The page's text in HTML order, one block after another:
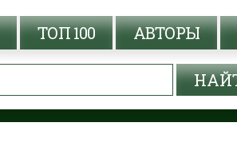
ТОП 100 АВТОРЫ